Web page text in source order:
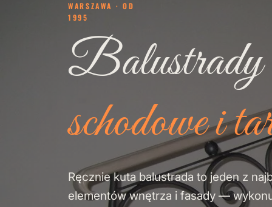
WARSZAWA · OD
1995
Balustrady
schodowe i
Ręcznie kuta balustrada to jeden z
elementów wnętrza i fasady —